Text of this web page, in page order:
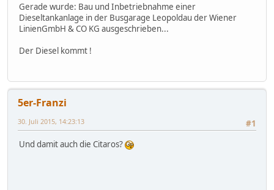
Gerade wurde: Bau und Inbetriebnahme einer
Dieseltankanlage in der Busgarage Leopoldau der Wiener
LinienGmbH & CO KG ausgeschrieben...
Der Diesel kommt !
5er-Franzi
#1
30. Juli 2015, 14:23:13
Und damit auch die Citaros?